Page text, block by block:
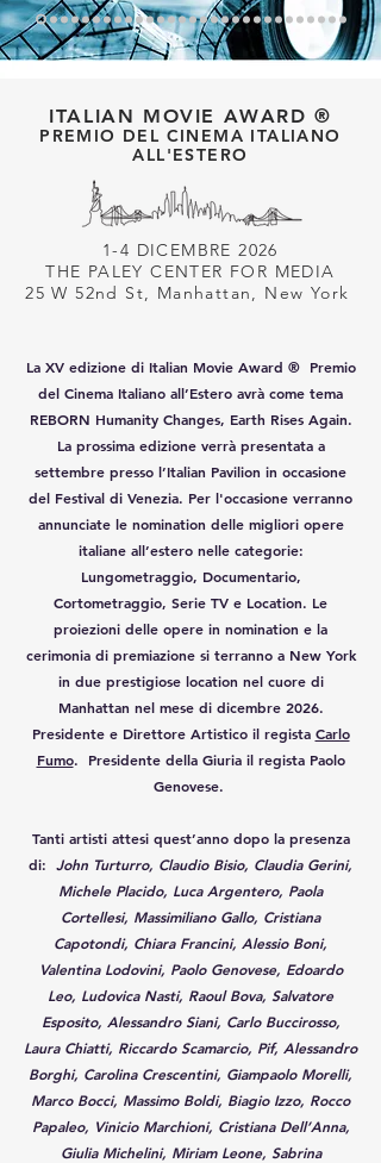
ITALIAN MOVIE AWARD ®
PREMIO DEL CINEMA ITALIANO
ALL'ESTERO
1-4 DICEMBRE 2026
THE PALEY CENTER FOR MEDIA
25 W 52nd St, Manhattan, New York
La XV edizione di Italian Movie Award ® Premio
del Cinema Italiano all’Estero avrà come tema
REBORN Humanity Changes, Earth Rises Again.
La prossima edizione verrà presentata a
settembre presso l’Italian Pavilion in occasione
del Festival di Venezia. Per l'occasione verranno
annunciate le nomination delle migliori opere
italiane all’estero nelle categorie:
Lungometraggio, Documentario,
Cortometraggio, Serie TV e Location. Le
proiezioni delle opere in nomination e la
cerimonia di premiazione si terranno a New York
in due prestigiose location nel cuore di
Manhattan nel mese di dicembre2026.
Presidente e Direttore Artistico il regista Carlo
Fumo. Presidente della Giuria il regista Paolo
Genovese.
Tanti artisti attesi quest’anno dopo la presenza
di: John Turturro, Claudio Bisio, Claudia Gerini,
Michele Placido, Luca Argentero, Paola
Cortellesi, Massimiliano Gallo, Cristiana
Capotondi, Chiara Francini, Alessio Boni,
Valentina Lodovini, Paolo Genovese, Edoardo
Leo, Ludovica Nasti, Raoul Bova, Salvatore
Esposito, Alessandro Siani, Carlo Buccirosso,
Laura Chiatti, Riccardo Scamarcio, Pif, Alessandro
Borghi, Carolina Crescentini, Giampaolo Morelli,
Marco Bocci, Massimo Boldi, Biagio Izzo, Rocco
Papaleo, Vinicio Marchioni, Cristiana Dell’Anna,
Giulia Michelini, Miriam Leone, Sabrina